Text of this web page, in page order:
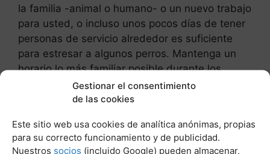
Gestionar el consentimiento
de las cookies
Este sitio web usa cookies de analítica anónimas, propias
para su correcto funcionamiento y de publicidad.
Nuestros socios (incluido Google) pueden almacenar,
la familia -animal o humano- o un nuevo trabajo
para usted, o incluso unos pocos días de tener
personas de servicio alrededor es suficiente
para estresar a algunos perros. Mantenga un
horario lo más familiar posible durante los
momentos de cambio y sobrellevarlo. Los
perros son capaces de pasar unos días sin
que beban agua, así que aguanta y ofrece un
poco más de cariño y seguridad. (Y, por